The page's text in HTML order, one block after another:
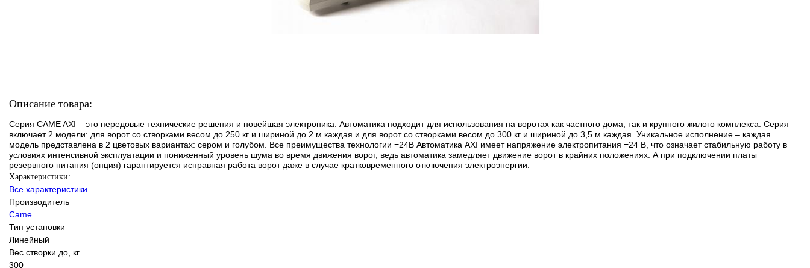
Описание товара:
Серия CAME AXI – это передовые технические решения и новейшая электроника. Автоматика подходит для использования на воротах как частного дома, так и крупного жилого комплекса. Серия
включает 2 модели: для ворот со створками весом до 250 кг и шириной до 2 м каждая и для ворот со створками весом до 300 кг и шириной до 3,5 м каждая. Уникальное исполнение – каждая
модель представлена в 2 цветовых вариантах: сером и голубом. Все преимущества технологии =24В Автоматика AXI имеет напряжение электропитания =24 В, что означает стабильную работу в
условиях интенсивной эксплуатации и пониженный уровень шума во время движения ворот, ведь автоматика замедляет движение ворот в крайних положениях. А при подключении платы
резервного питания (опция) гарантируется исправная работа ворот даже в случае кратковременного отключения электроэнергии.
Характеристики:
Все характеристики
Производитель
Came
Тип установки
Линейный
Вес створки до, кг
300